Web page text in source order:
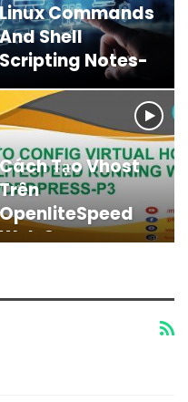
Linux Commands
And Shell
Scripting Notes-
P1
Cách Tạo Vhost
Trên
OpenliteSpeed
Web Server